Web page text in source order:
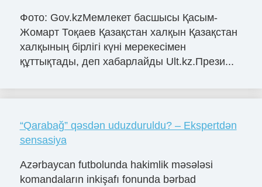
Фото: Gov.kzМемлекет басшысы Қасым-
Жомарт Тоқаев Қазақстан халқын Қазақстан
халқының бірлігі күні мерекесімен
құттықтады, деп хабарлайды Ult.kz.Прези...
“Qarabağ” qəsdən uduzduruldu? – Ekspertdən
sensasiya
Azərbaycan futbolunda hakimlik məsələsi
komandaların inkişafı fonunda bərbad